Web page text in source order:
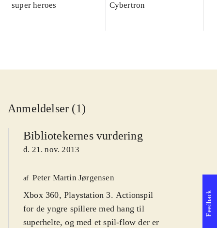
super heroes
Cybertron
Anmeldelser (1)
Bibliotekernes vurdering
d. 21. nov. 2013
af Peter Martin Jørgensen
Xbox 360, Playstation 3. Actionspil
for de yngre spillere med hang til
superhelte, og med et spil-flow der er
Feedback